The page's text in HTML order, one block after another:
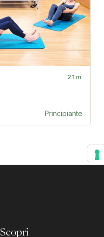
21m
Principiante
Scopri